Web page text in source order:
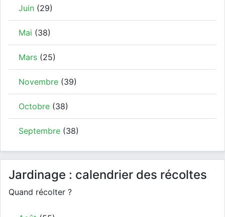
Juin (29)
Mai (38)
Mars (25)
Novembre (39)
Octobre (38)
Septembre (38)
Jardinage : calendrier des récoltes
Quand récolter ?